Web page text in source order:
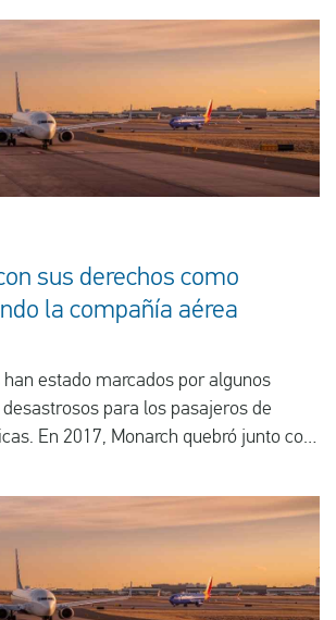
estivales. Si tiene tiempo para
este otoño, hemos hecho una lista
que garantizan un clima agradable a la
a menos de cuatro horas en avión.
sus derechos como
la compañía aérea
estado marcados por algunos
para los pasajeros de
En 2017, Monarch quebró junto con
Air también quebraron. Desde
Germania, FlyBMI y WOW Air se
Más recientemente, una de las
de viajes del mundo, Thomas Cook,
en quiebra, dejando a más de 600.000